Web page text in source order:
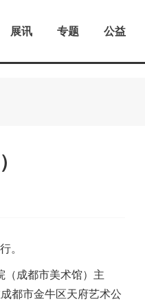
展讯 专题 公益
。
成都市美术馆）主
都市金牛区天府艺术公